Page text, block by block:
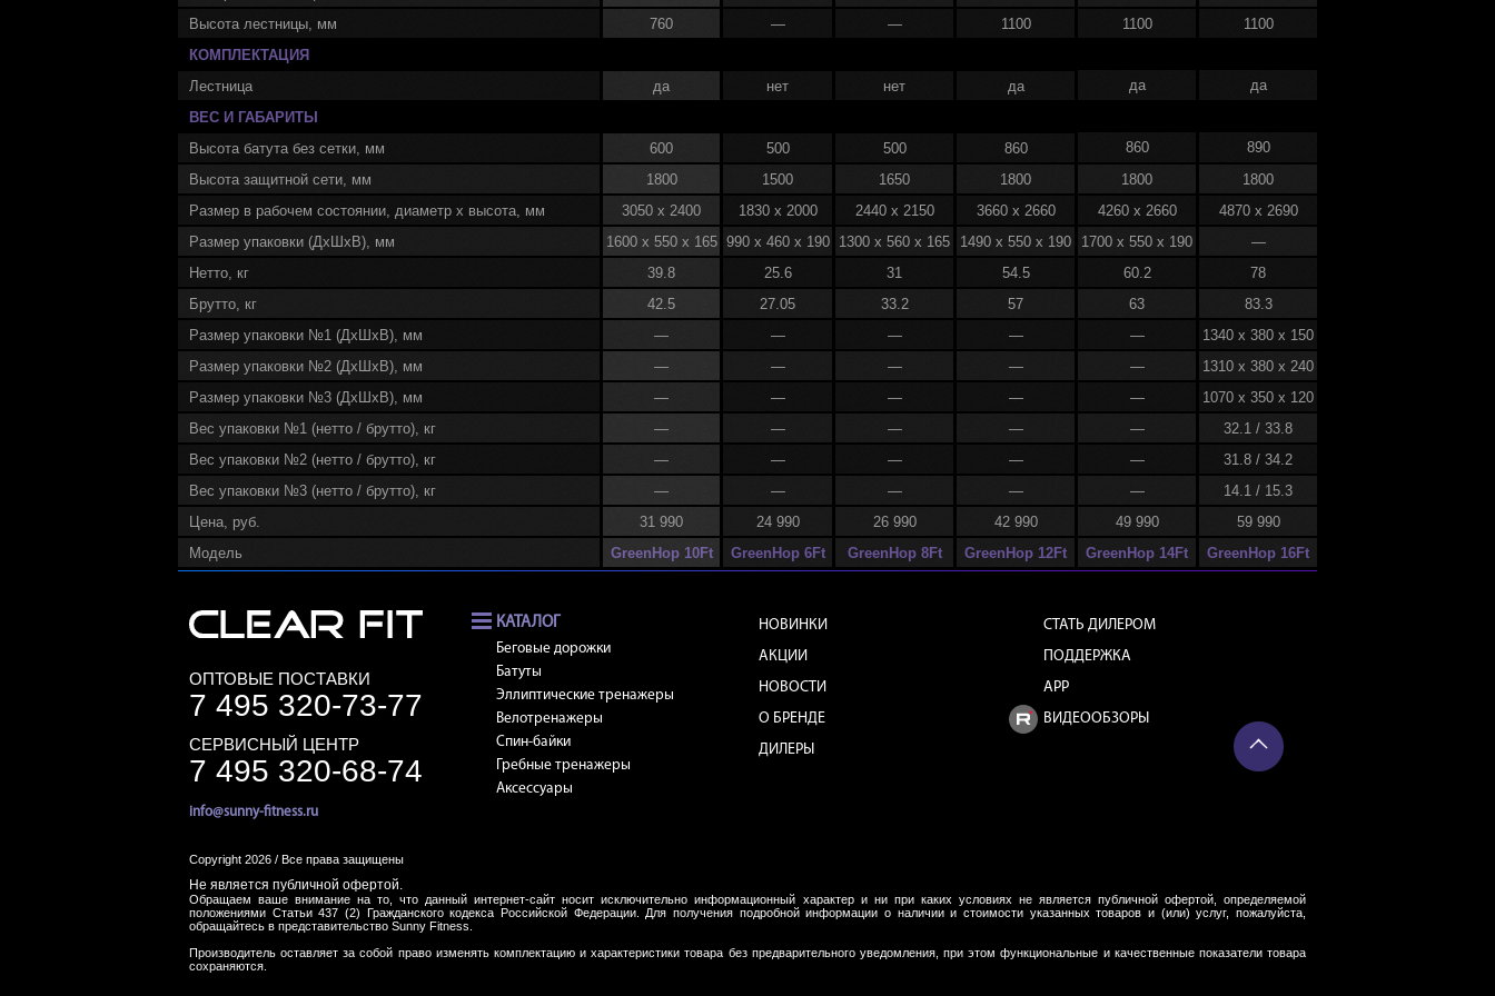
Батут GreenHop от Clear Fit — это не просто развивающая и увлекательная игрушка,
Высота лестницы, мм
760 — — 1100 1100
1100
КОМПЛЕКТАЦИЯ
Лестница
да нет нет да да
да
ВЕС И ГАБАРИТЫ
Высота батута без сетки, мм
600 500 500 860 860
890
Высота защитной сети, мм
1800 1500 1650 1800 1800
1800
Размер в рабочем состоянии, диаметр х высота, мм
3050 x 2400 1830 x 2000 2440 x 2150 3660 x 2660 4260 x 2660
4870 x 2690
Размер упаковки (ДхШхВ), мм
1600 x 550 x 165 990 x 460 x 190 1300 x 560 x 165 1490 x 550 x 190 1700 x 550 x 190
—
Нетто, кг
39.8 25.6 31 54.5 60.2
78
Брутто, кг
42.5 27.05 33.2 57 63
83.3
Размер упаковки №1 (ДхШхВ), мм
— — — — —
1340 x 380 x 150
Размер упаковки №2 (ДхШхВ), мм
— — — — —
1310 x 380 x 240
Размер упаковки №3 (ДхШхВ), мм
— — — — —
1070 x 350 x 120
Вес упаковки №1 (нетто / брутто), кг
— — — — —
32.1 / 33.8
Вес упаковки №2 (нетто / брутто), кг
— — — — —
31.8 / 34.2
Вес упаковки №3 (нетто / брутто), кг
— — — — —
14.1 / 15.3
Цена, руб.
31 990 24 990 26 990 42 990 49 990
59 990
Модель
GreenHop 10Ft GreenHop 6Ft GreenHop 8Ft GreenHop 12Ft GreenHop 14Ft GreenHop 16Ft
ОПТОВЫЕ ПОСТАВКИ
7 495 320-73-77
СЕРВИСНЫЙ ЦЕНТР
7 495 320-68-74
info@sunny-fitness.ru
КАТАЛОГ
Беговые дорожки
Батуты
Эллиптические тренажеры
Велотренажеры
Спин-байки
Гребные тренажеры
Аксессуары
НОВИНКИ
АКЦИИ
НОВОСТИ
О БРЕНДЕ
ДИЛЕРЫ
СТАТЬ ДИЛЕРОМ
ПОДДЕРЖКА
APP
ВИДЕООБЗОРЫ
Copyright 2026 / Все права защищены
Не является публичной офертой.
Обращаем ваше внимание на то, что данный интернет-сайт носит исключительно информационный характер и ни при каких условиях не является публичной офертой, определяемой
положениями Статьи 437 (2) Гражданского кодекса Российской Федерации. Для получения подробной информации о наличии и стоимости указанных товаров и (или) услуг, пожалуйста,
обращайтесь в представительство Sunny Fitness.
Производитель оставляет за собой право изменять комплектацию и характеристики товара без предварительного уведомления, при этом функциональные и качественные показатели товара
сохраняются.